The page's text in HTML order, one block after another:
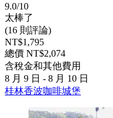
9.0/10
太棒了
(16 則評論)
NT$1,795
總價 NT$2,074
含稅金和其他費用
8 月 9 日 - 8 月 10 日
桂林香波咖啡城堡